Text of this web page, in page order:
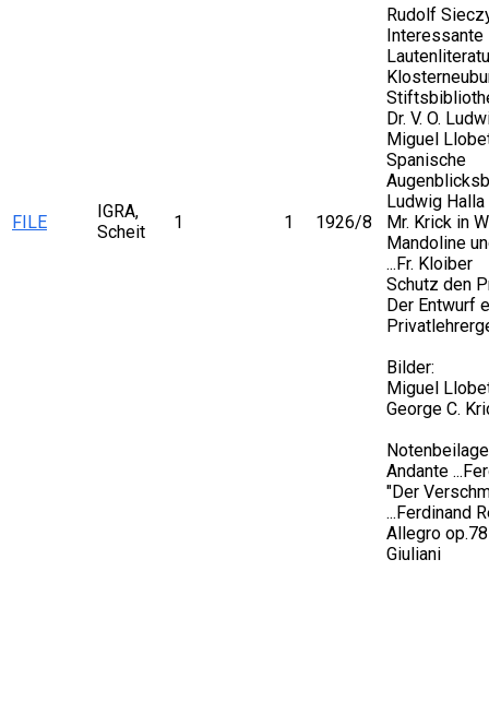
FILE
IGRA,
Scheit
1 1 1926/8
Rudolf
Interessante
Dr. V. O.
Miguel
Spanische
Ludwig Halla
Mr. Krick in
Mandoline
...Fr. Kloiber
Schutz den
Der Entwurf
Bilder:
Miguel
George C.
Andante
"Der
...Ferdinand
Allegro
Giuliani